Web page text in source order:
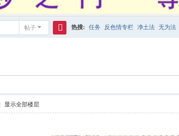
帖子 热搜: 任务 反色情专栏 净土法 无为法
显示全部楼层